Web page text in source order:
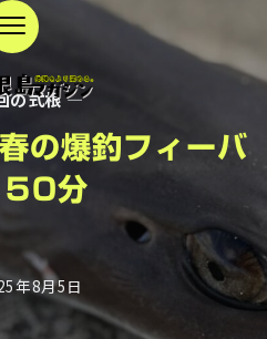
の式根 —
爆釣フィーバ
分
年8月5日